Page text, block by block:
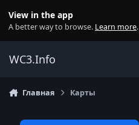
View in the app
A better way to browse. Learn more.
WC3.Info
Главная Карты